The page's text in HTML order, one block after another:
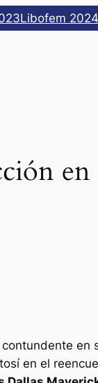
Libofem 2024
en el